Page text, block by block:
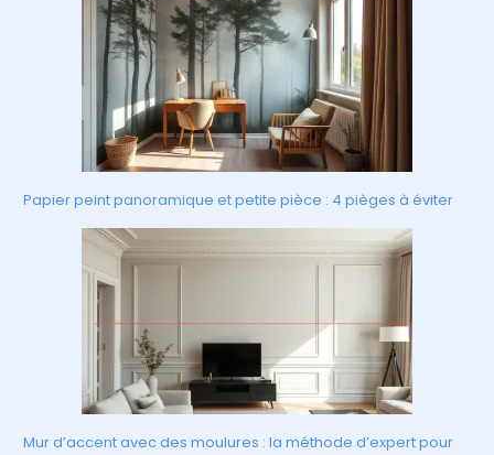
Papier peint panoramique et petite pièce : 4 pièges à éviter
Mur d’accent avec des moulures : la méthode d’expert pour